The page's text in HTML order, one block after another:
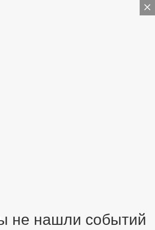
не нашли событий